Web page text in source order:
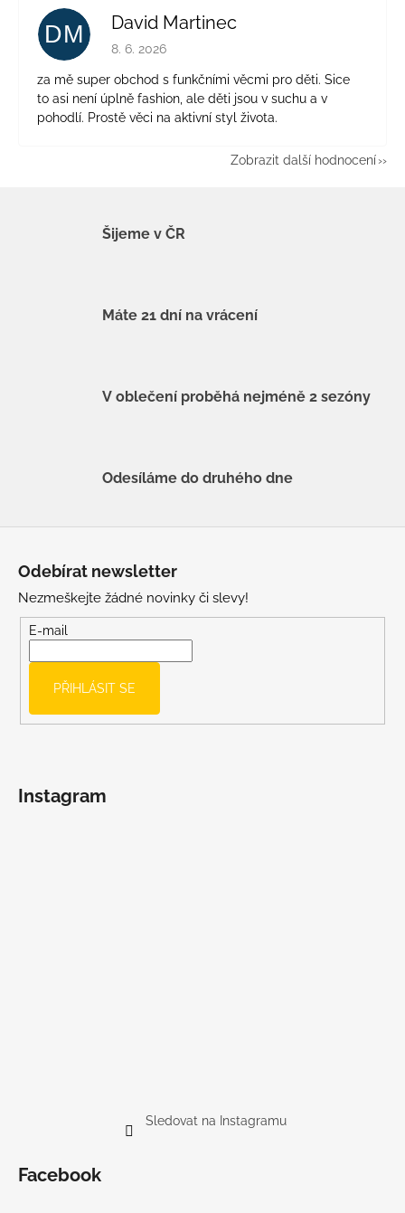
DM David Martinec
Hodnocení obchodu je 5 z 5 hvězdiček.
8. 6. 2026
za mě super obchod s funkčními věcmi pro děti. Sice
to asi není úplně fashion, ale děti jsou v suchu a v
pohodlí. Prostě věci na aktivní styl života.
Zobrazit další hodnocení
Šijeme v ČR
Máte 21 dní na vrácení
V oblečení proběhá nejméně 2 sezóny
Odesíláme do druhého dne
Odebírat newsletter
Nezmeškejte žádné novinky či slevy!
E-mail
PŘIHLÁSIT SE
Instagram
Sledovat na Instagramu
Facebook